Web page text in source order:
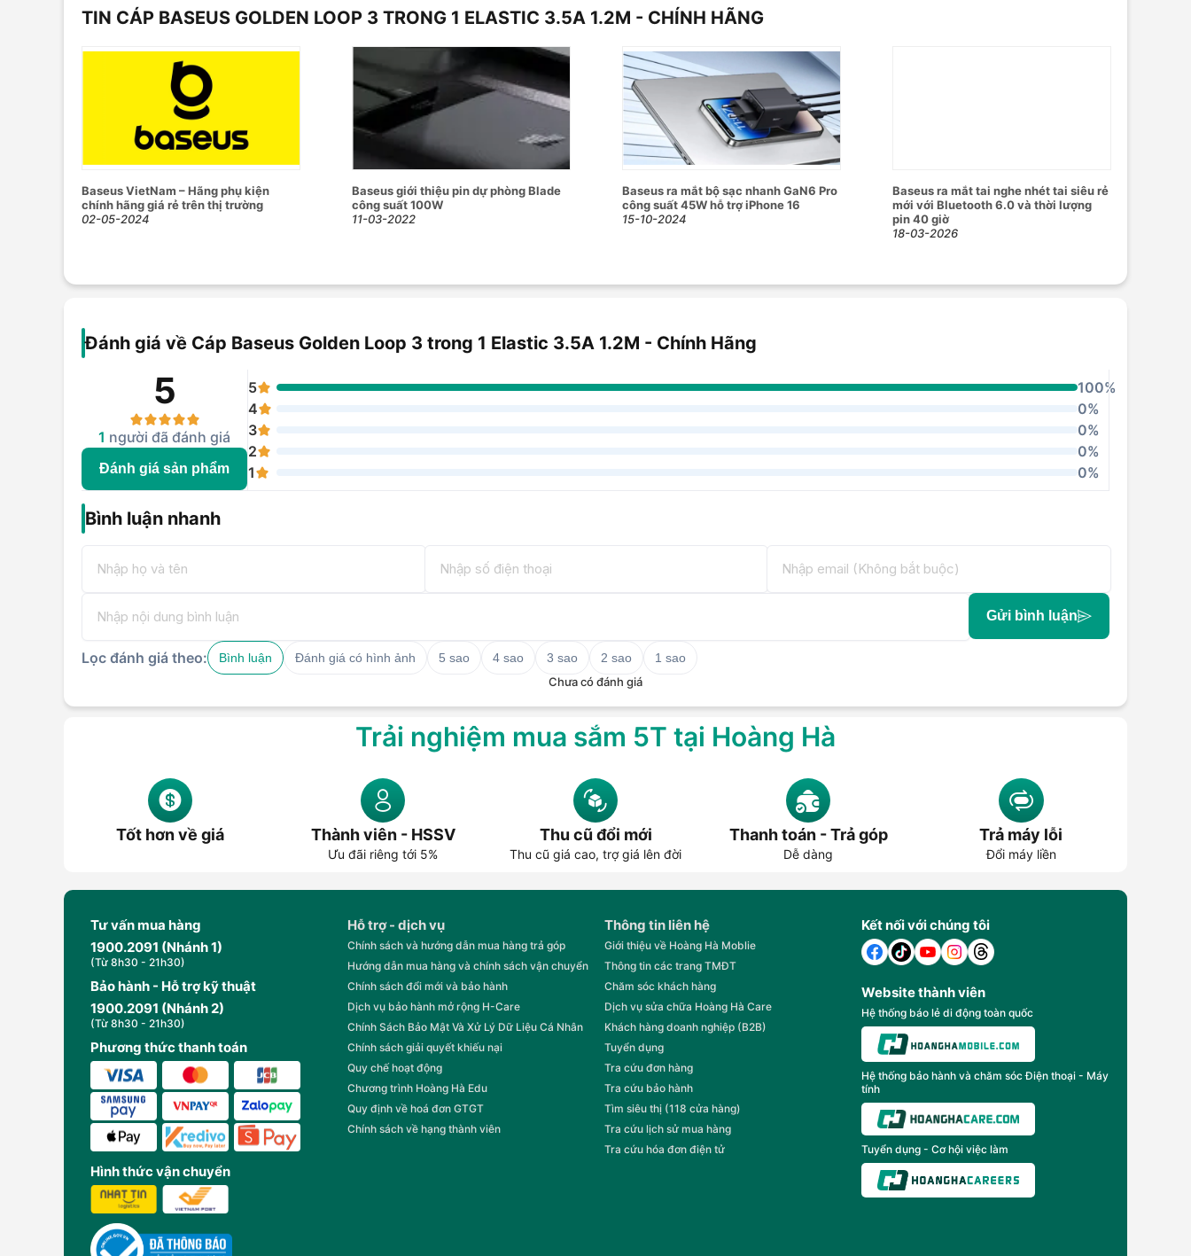
TIN CÁP BASEUS GOLDEN LOOP 3 TRONG 1 ELASTIC 3.5A 1.2M - CHÍNH HÃNG
Baseus VietNam – Hãng phụ kiện
chính hãng giá rẻ trên thị trường
02-05-2024
Baseus giới thiệu pin dự phòng Blade
công suất 100W
11-03-2022
Baseus ra mắt bộ sạc nhanh GaN6 Pro
công suất 45W hỗ trợ iPhone 16
15-10-2024
Baseus ra mắt tai nghe nhét tai siêu rẻ
mới với Bluetooth 6.0 và thời lượng
pin 40 giờ
18-03-2026
Đánh giá về Cáp Baseus Golden Loop 3 trong 1 Elastic 3.5A 1.2M - Chính Hãng
5
1 người đã đánh giá
Đánh giá sản phẩm
5
100%
4
0%
3
0%
2
0%
1
0%
Bình luận nhanh
Gửi bình luận
Lọc đánh giá theo: Bình luận Đánh giá có hình ảnh 5 sao 4 sao 3 sao 2 sao
1 sao
Chưa có đánh giá
Trải nghiệm mua sắm 5T tại Hoàng Hà
Tốt hơn về giá Thành viên - HSSV
Ưu đãi riêng tới 5%
Thu cũ đổi mới
Thu cũ giá cao, trợ giá lên đời
Thanh toán - Trả góp
Dễ dàng
Trả máy lỗi
Đổi máy liền
Tư vấn mua hàng
1900.2091 (Nhánh 1)
(Từ 8h30 - 21h30)
Bảo hành - Hỗ trợ kỹ thuật
1900.2091 (Nhánh 2)
(Từ 8h30 - 21h30)
Phương thức thanh toán
Hình thức vận chuyển
Hỗ trợ - dịch vụ
Chính sách và hướng dẫn mua hàng trả góp
Hướng dẫn mua hàng và chính sách vận chuyển
Chính sách đổi mới và bảo hành
Dịch vụ bảo hành mở rộng H-Care
Chính Sách Bảo Mật Và Xử Lý Dữ Liệu Cá Nhân
Chính sách giải quyết khiếu nại
Quy chế hoạt động
Chương trình Hoàng Hà Edu
Quy định về hoá đơn GTGT
Chính sách về hạng thành viên
Thông tin liên hệ
Giới thiệu về Hoàng Hà Moblie
Thông tin các trang TMĐT
Chăm sóc khách hàng
Dịch vụ sửa chữa Hoàng Hà Care
Khách hàng doanh nghiệp (B2B)
Tuyển dụng
Tra cứu đơn hàng
Tra cứu bảo hành
Tìm siêu thị (118 cửa hàng)
Tra cứu lịch sử mua hàng
Tra cứu hóa đơn điện tử
Kết nối với chúng tôi
Website thành viên
Hệ thống báo lẻ di động toàn quốc
Hệ thống bảo hành và chăm sóc Điện thoại - Máy
tính
Tuyển dụng - Cơ hội việc làm